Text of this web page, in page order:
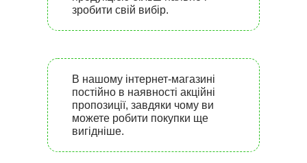
зробити свій вибір.
В нашому інтернет-магазині
постійно в наявності акційні
пропозиції, завдяки чому ви
можете робити покупки ще
вигідніше.